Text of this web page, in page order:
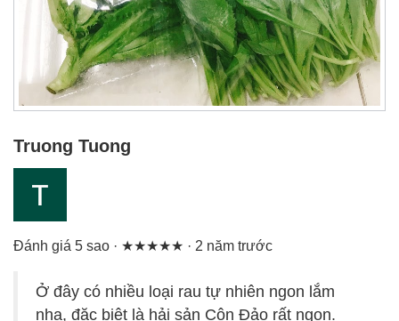
Truong Tuong
Đánh giá 5 sao · ★★★★★ · 2 năm trước
Ở đây có nhiều loại rau tự nhiên ngon lắm
nha, đặc biệt là hải sản Côn Đảo rất ngon.